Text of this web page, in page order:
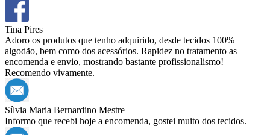
Tina Pires
Adoro os produtos que tenho adquirido, desde tecidos 100%
algodão, bem como dos acessórios. Rapidez no tratamento as
encomenda e envio, mostrando bastante profissionalismo!
Recomendo vivamente.
Sílvia Maria Bernardino Mestre
Informo que recebi hoje a encomenda, gostei muito dos tecidos.